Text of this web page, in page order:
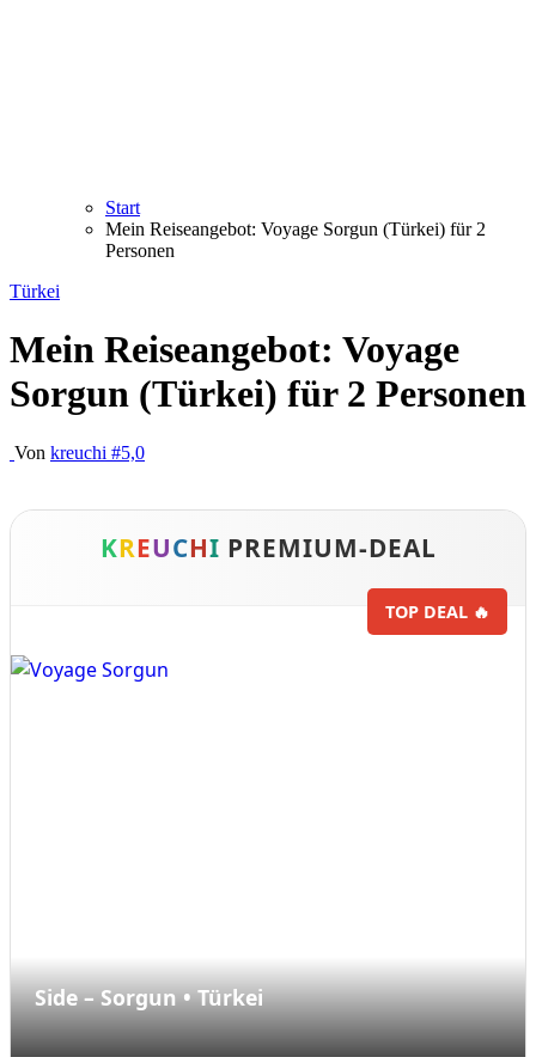
Start
Mein Reiseangebot: Voyage Sorgun (Türkei) für 2
Personen
Türkei
Mein Reiseangebot: Voyage
Sorgun (Türkei) für 2 Personen
Von kreuchi #5,0
TOP DEAL 🔥
KREUCHI PREMIUM-DEAL
Side – Sorgun • Türkei